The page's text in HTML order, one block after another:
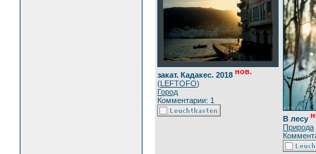
закат. Кадакес. 2018 нов.
(LEFTOFO)
Город
Комментарии: 1
В лесу
Природа